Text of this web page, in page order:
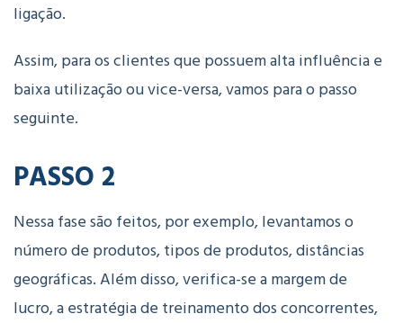
ligação.
Assim, para os clientes que possuem alta influência e
baixa utilização ou vice-versa, vamos para o passo
seguinte.
PASSO 2
Nessa fase são feitos, por exemplo, levantamos o
número de produtos, tipos de produtos, distâncias
geográficas. Além disso, verifica-se a margem de
lucro, a estratégia de treinamento dos concorrentes,